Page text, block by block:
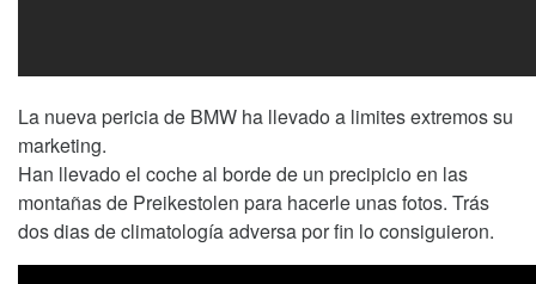
La nueva pericia de BMW ha llevado a limites extremos su
marketing.
Han llevado el coche al borde de un precipicio en las
montañas de Preikestolen para hacerle unas fotos. Trás
dos dias de climatología adversa por fin lo consiguieron.